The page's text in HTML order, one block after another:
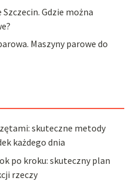
Gdzie można
Maszyny parowe do
skuteczne metody
każdego dnia
po kroku: skuteczny plan
rzeczy